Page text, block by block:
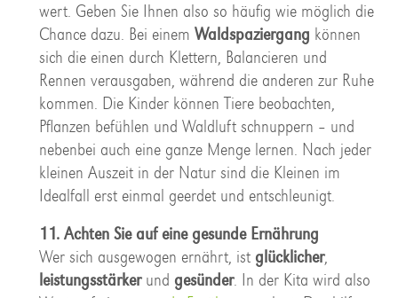
wert. Geben Sie Ihnen also so häufig wie möglich die
Chance dazu. Bei einem Waldspaziergang können
sich die einen durch Klettern, Balancieren und
Rennen verausgaben, während die anderen zur Ruhe
kommen. Die Kinder können Tiere beobachten,
Pflanzen befühlen und Waldluft schnuppern – und
nebenbei auch eine ganze Menge lernen. Nach jeder
kleinen Auszeit in der Natur sind die Kleinen im
Idealfall erst einmal geerdet und entschleunigt.
11. Achten Sie auf eine gesunde Ernährung
Wer sich ausgewogen ernährt, ist glücklicher,
leistungsstärkerund gesünder. In der Kita wird also